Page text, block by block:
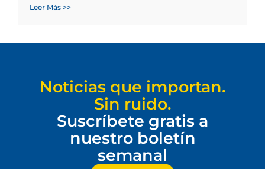
Leer Más >>
Noticias que importan.
Sin ruido.
Suscríbete gratis a
nuestro boletín
semanal